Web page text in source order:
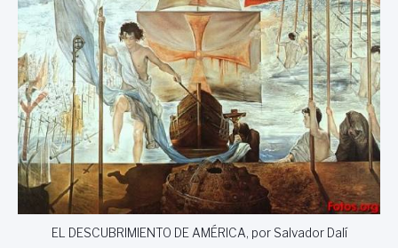
EL DESCUBRIMIENTO DE AMÉRICA, por Salvador Dalí